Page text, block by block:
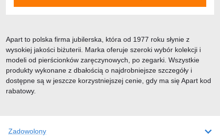
Zadowolony
Apart to polska firma jubilerska, która od 1977 roku słynie z
wysokiej jakości biżuterii. Marka oferuje szeroki wybór kolekcji i
modeli od pierścionków zaręczynowych, po zegarki. Wszystkie
produkty wykonane z dbałością o najdrobniejsze szczegóły i
dostępne są w jeszcze korzystniejszej cenie, gdy ma się Apart kod
rabatowy.